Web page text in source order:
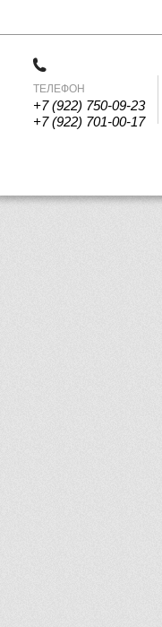
ТЕЛЕФОН
+7 (922) 750-09-23
+7 (922) 701-00-17